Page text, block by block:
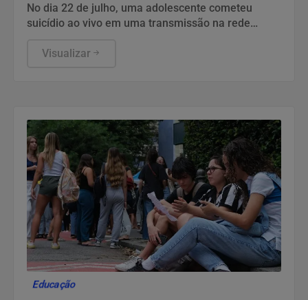
No dia 22 de julho, uma adolescente cometeu
suicídio ao vivo em uma transmissão na rede
Visualizar
Educação